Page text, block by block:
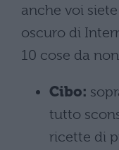
anche voi
oscuro di
10 cose da
Cibo:
tutto
ricette di